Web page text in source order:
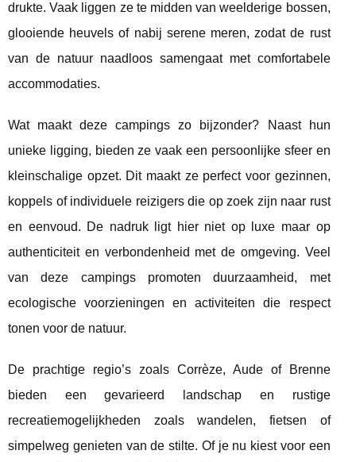
drukte. Vaak liggen ze te midden van weelderige bossen,
glooiende heuvels of nabij serene meren, zodat de rust
van de natuur naadloos samengaat met comfortabele
accommodaties.
Wat maakt deze campings zo bijzonder? Naast hun
unieke ligging, bieden ze vaak een persoonlijke sfeer en
kleinschalige opzet. Dit maakt ze perfect voor gezinnen,
koppels of individuele reizigers die op zoek zijn naar rust
en eenvoud. De nadruk ligt hier niet op luxe maar op
authenticiteit en verbondenheid met de omgeving. Veel
van deze campings promoten duurzaamheid, met
ecologische voorzieningen en activiteiten die respect
tonen voor de natuur.
De prachtige regio’s zoals Corrèze, Aude of Brenne
bieden een gevarieerd landschap en rustige
recreatiemogelijkheden zoals wandelen, fietsen of
simpelweg genieten van de stilte. Of je nu kiest voor een